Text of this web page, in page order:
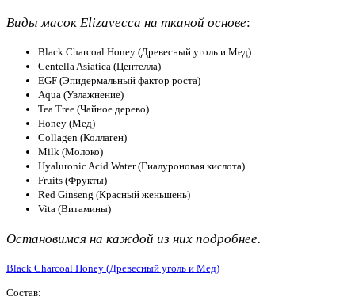
Виды масок Elizavecca на тканой основе:
Black Charcoal Honey (Древесный уголь и Мед)
Centella Asiatica (Центелла)
EGF (Эпидермальный фактор роста)
Aqua (Увлажнение)
Tea Tree (Чайное дерево)
Honey (Мед)
Collagen (Коллаген)
Milk (Молоко)
Hyaluronic Acid Water (Гиалуроновая кислота)
Fruits (Фрукты)
Red Ginseng (Красный женьшень)
Vita (Витамины)
Остановимся на каждой из них подробнее.
Black Charcoal Honey (Древесный уголь и Мед)
Состав: